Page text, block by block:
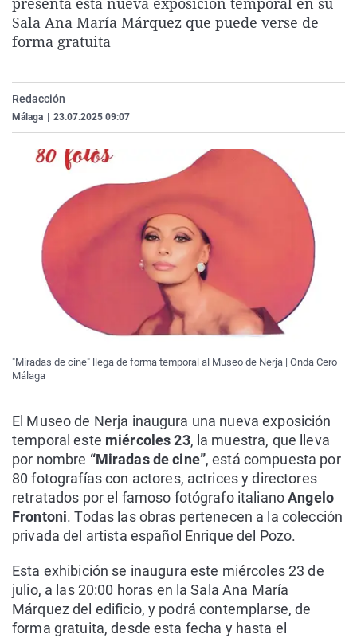
La rosa de los vientos
Caso
Extremadura
Virales
Sala Ana María Márquez que puede verse de
forma gratuita
Redacción
Málaga 23.07.2025 09:07
"Miradas de cine" llega de forma temporal al Museo de Nerja | Onda Cero
Málaga
El Museo de Nerja inaugura una nueva exposición
temporal este miércoles 23, la muestra, que lleva
por nombre “Miradas de cine”, está compuesta por
80 fotografías con actores, actrices y directores
retratados por el famoso fotógrafo italianoAngelo
Frontoni. Todas las obras pertenecen a la colección
privada del artista español Enrique del Pozo.
Esta exhibición se inaugura este miércoles 23 de
julio, a las 20:00 horas en la Sala Ana María
Márquez del edificio, y podrá contemplarse, de
forma gratuita, desde esta fecha y hasta el